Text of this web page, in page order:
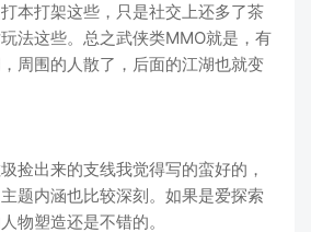
本打架这些，只是社交上还多了茶
法这些。总之武侠类MMO就是，有
周围的人散了，后面的江湖也就变
捡出来的支线我觉得写的蛮好的，
题内涵也比较深刻。如果是爱探索
物塑造还是不错的。